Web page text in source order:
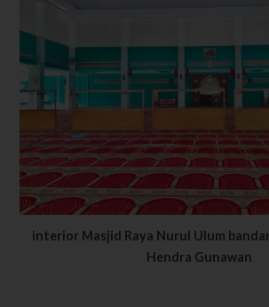
interior Masjid Raya Nurul Ulum
Hendra Gunawan